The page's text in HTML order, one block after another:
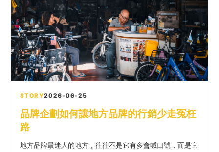
STORY2026-06-25
品牌企劃如何讓地方品牌的行銷少走冤枉
路
地方品牌最迷人的地方，往往不是它有多會喊口號，而是它